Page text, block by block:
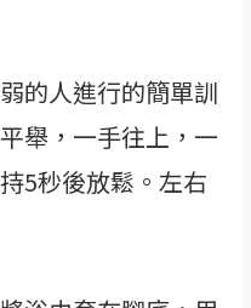
的人進行的簡單訓
舉，一手往上，一
5秒後放鬆。左右